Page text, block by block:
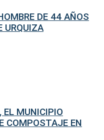
DE 44 AÑOS
URQUIZA
EL MUNICIPIO
COMPOSTAJE EN